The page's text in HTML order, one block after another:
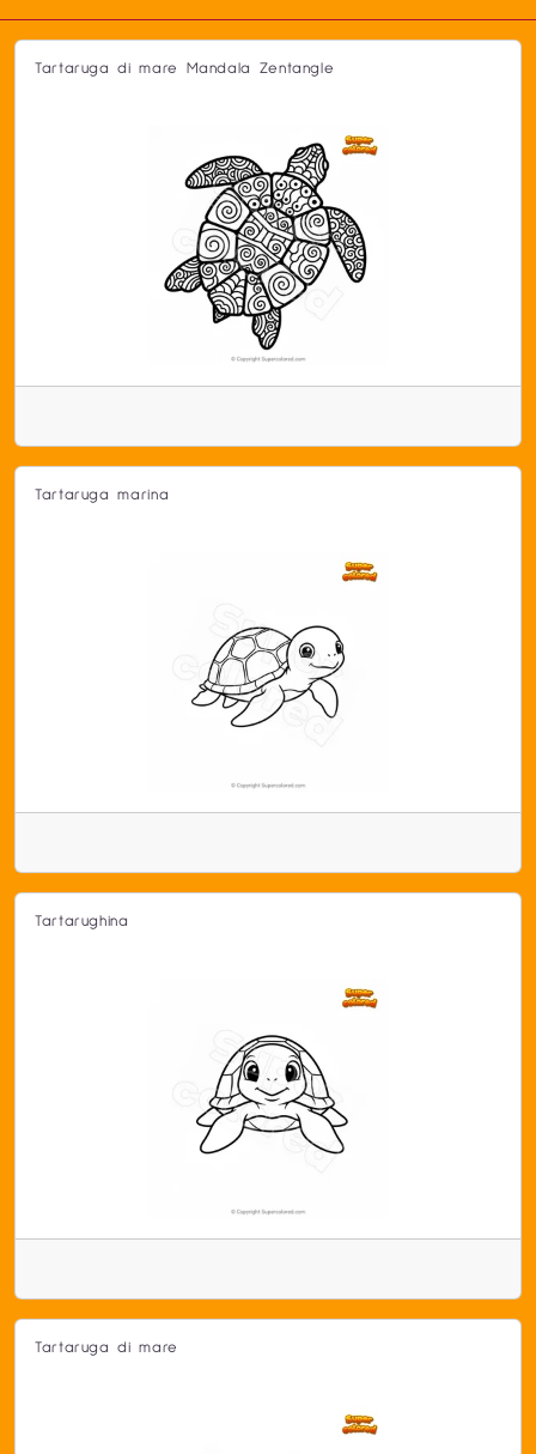
Tartaruga di mare Mandala Zentangle
Tartaruga marina
Tartarughina
Tartaruga di mare